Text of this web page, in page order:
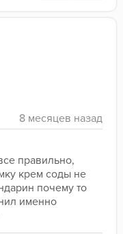
правильно,
крем соды не
почему то
именно